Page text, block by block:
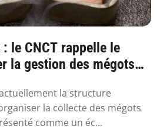
le CNCT rappelle le
la gestion des mégots
la structure
la collecte des mégots
comme un éc...